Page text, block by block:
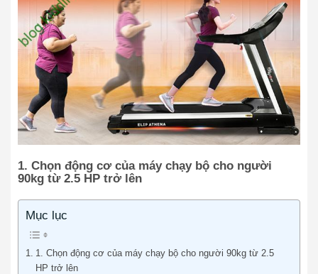
1. Chọn động cơ của máy chạy bộ cho người
90kg từ 2.5 HP trở lên
Mục lục
1. Chọn động cơ của máy chạy bộ cho người 90kg từ 2.5
HP trở lên